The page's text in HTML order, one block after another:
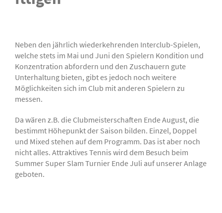
Neben den jährlich wiederkehrenden Interclub­-Spielen,
welche stets im Mai und Juni den Spielern Kondition und
Konzentration abfordern und den Zuschauern gute
Unterhaltung bieten, gibt es jedoch noch weitere
Möglichkeiten sich im Club mit anderen Spielern zu
messen.
Da wären z.B. die Clubmeisterschaften Ende August, die
bestimmt Höhepunkt der Saison bilden. Einzel, Doppel
und Mixed stehen auf dem Programm. Das ist aber noch
nicht alles. Attraktives Tennis wird dem Besuch beim
Summer Super Slam Turnier Ende Juli auf unserer Anlage
geboten.